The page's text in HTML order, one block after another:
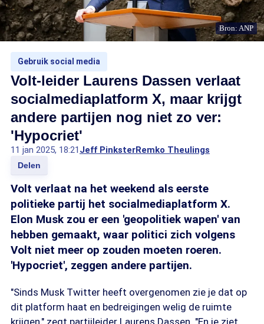
Bron: ANP
Gebruik social media
Volt-leider Laurens Dassen verlaat
socialmediaplatform X, maar krijgt
andere partijen nog niet zo ver:
'Hypocriet'
11 jan 2025, 18:21 Jeff PinksterRemko Theulings
Delen
Volt verlaat na het weekend als eerste
politieke partij het socialmediaplatform X.
Elon Musk zou er een 'geopolitiek wapen' van
hebben gemaakt, waar politici zich volgens
Volt niet meer op zouden moeten roeren.
'Hypocriet', zeggen andere partijen.
"Sinds Musk Twitter heeft overgenomen zie je dat op
dit platform haat en bedreigingen welig de ruimte
krijgen," zegt partijleider Laurens Dassen. "En je ziet